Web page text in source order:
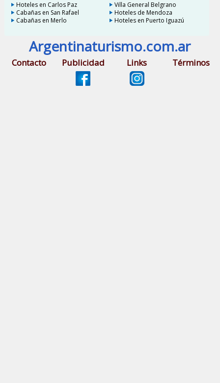
Hoteles en Carlos Paz
Villa General Belgrano
Cabañas en San Rafael
Hoteles de Mendoza
Cabañas en Merlo
Hoteles en Puerto Iguazú
Argentinaturismo.com.ar
Contacto Publicidad Links Términos